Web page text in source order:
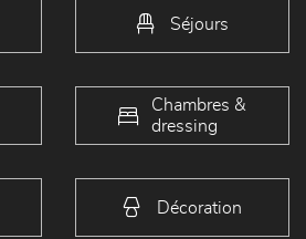
Séjours
Chambres &
dressing
Décoration